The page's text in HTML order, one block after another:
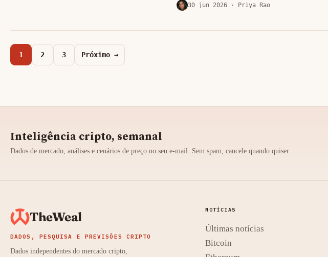
30 jun 2026· Priya Rao
1 2 3 Próximo →
Inteligência cripto, semanal
Dados de mercado, análises e cenários de preço no seu e-mail. Sem spam, cancele quando quiser.
TheWeal
DADOS, PESQUISA E PREVISÕES CRIPTO
Dados independentes do mercado cripto,
NOTÍCIAS
Últimas notícias
Bitcoin